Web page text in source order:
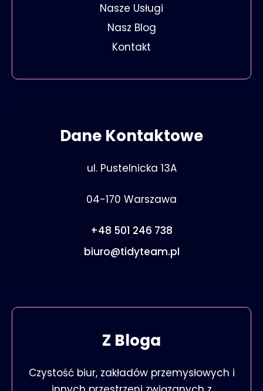
Nasze Usługi
Nasz Blog
Kontakt
Dane Kontaktowe
ul. Pustelnicka 13A
04-170 Warszawa
+48 501 246 738
biuro@tidyteam.pl
Z Bloga
Czystość biur, zakładów przemysłowych i